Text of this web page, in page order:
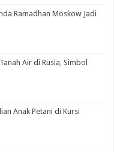
Ramadhan Moskow Jadi
Air di Rusia, Simbol
Anak Petani di Kursi